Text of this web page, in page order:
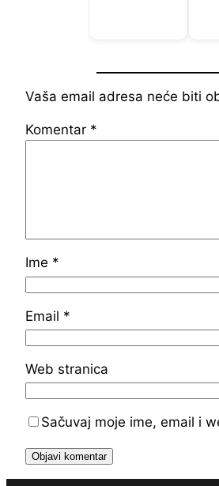
Vaša email adresa neće biti
Komentar *
Ime *
Email *
Web stranica
Sačuvaj moje ime, email i